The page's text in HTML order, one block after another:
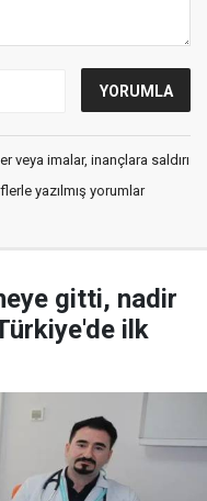
veya imalar, inançlara saldırı
yazılmış yorumlar
gitti, nadir
ilk